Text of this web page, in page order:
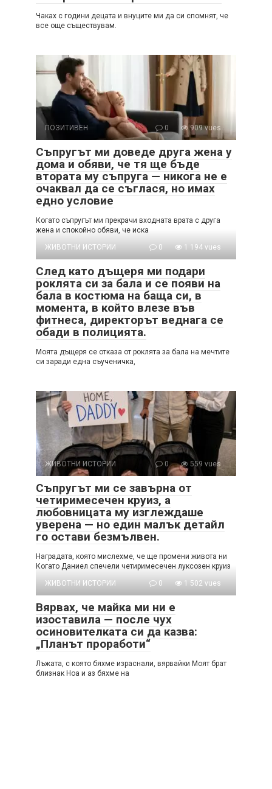
Чаках с години децата и внуците ми да си спомнят, че
все още съществувам.
ПОЗИТИВЕН 0 909 vues
Съпругът ми доведе друга жена у
дома и обяви, че тя ще бъде
втората му съпруга — никога не е
очаквал да се съглася, но имах
едно условие
Когато съпругът ми прекрачи входната врата с друга
жена и спокойно обяви, че иска
ЖИВОТНИ ИСТОРИИ
0 1 194 vues
След като дъщеря ми подари
роклята си за бала и се появи на
бала в костюма на баща си, в
момента, в който влезе във
фитнеса, директорът веднага се
обади в полицията.
Моята дъщеря се отказа от роклята за бала на мечтите
си заради една съученичка,
ЖИВОТНИ ИСТОРИИ 0 559 vues
Съпругът ми се завърна от
четиримесечен круиз, а
любовницата му изглеждаше
уверена — но един малък детайл
го остави безмълвен.
Наградата, която мислехме, че ще промени живота ни
Когато Даниел спечели четиримесечен луксозен круиз
ЖИВОТНИ ИСТОРИИ
0 1 502 vues
Вярвах, че майка ми ни е
изоставила — после чух
осиновителката си да казва:
„Планът проработи“
Лъжата, с която бяхме израснали, вярвайки Моят брат
близнак Ноа и аз бяхме на